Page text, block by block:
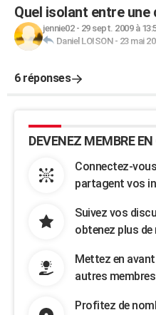
Quel isolant entre une
jennie02- 29 sept. 2009 à
Daniel LOISON- 23 mai
6 réponses
DEVENEZ MEMBRE
Connectez-
partagent vos
Suivez vos
obtenez plus de
Mettez en
autres membres
Profitez de